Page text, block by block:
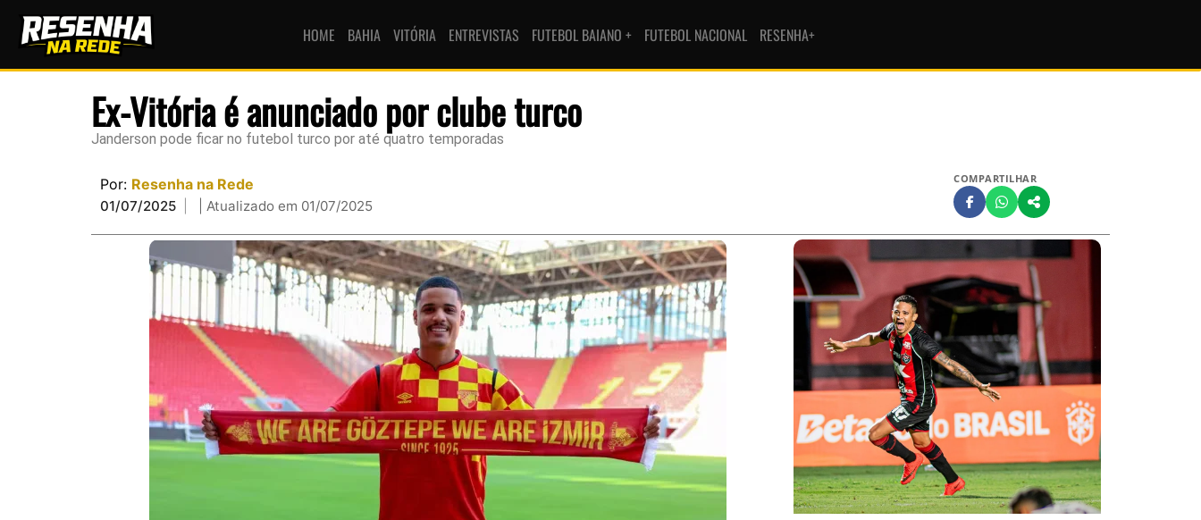
HOME BAHIA VITÓRIA ENTREVISTAS FUTEBOL BAIANO + FUTEBOL NACIONAL RESENHA+
Ex-Vitória é anunciado por clube turco
Janderson pode ficar no futebol turco por até quatro temporadas
Por: Resenha na Rede
01/07/2025 | Atualizado em 01/07/2025
COMPARTILHAR